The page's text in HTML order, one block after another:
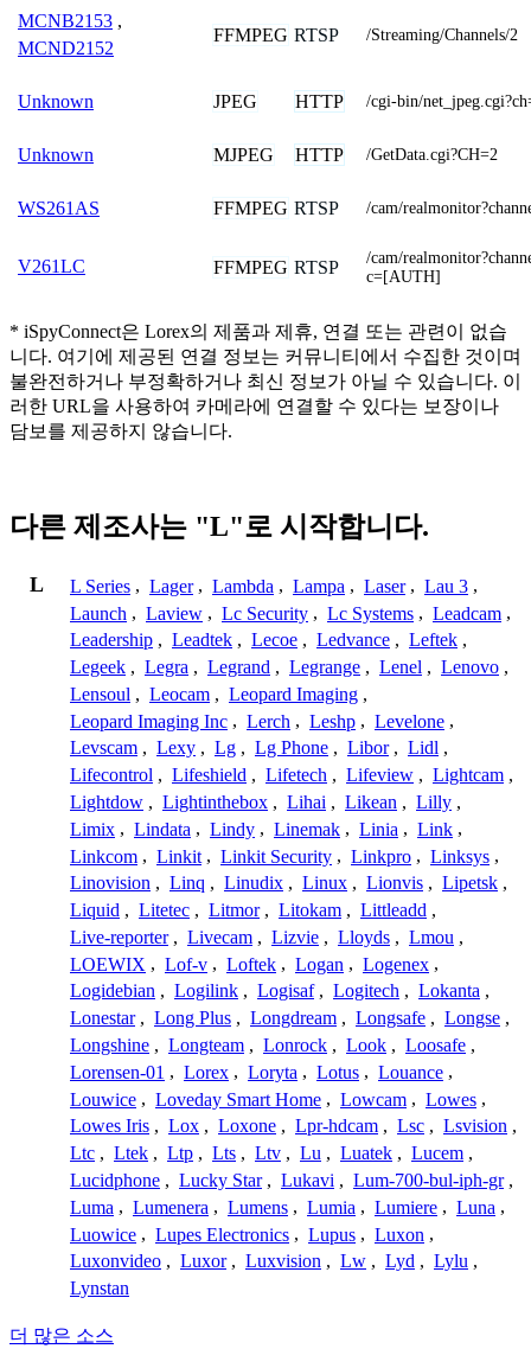
MCNB2153 ,
MCND2152
FFMPEG RTSP /Streaming/Channels/2
Unknown JPEG HTTP /cgi-bin/
Unknown MJPEG HTTP /GetData.cgi?CH=2
WS261AS FFMPEG RTSP /cam/
V261LC FFMPEG RTSP
/cam/
c=[AUTH]
* iSpyConnect은 Lorex의 제품과 제휴, 연결 또는 관련이 없습
니다. 여기에 제공된 연결 정보는 커뮤니티에서 수집한 것이며
불완전하거나 부정확하거나 최신 정보가 아닐 수 있습니다. 이
러한 URL을 사용하여 카메라에 연결할 수 있다는 보장이나
담보를 제공하지 않습니다.
다른 제조사는 "L"로 시작합니다.
L L Series , Lager , Lambda , Lampa , Laser , Lau 3 ,
Launch , Laview , Lc Security , Lc Systems , Leadcam ,
Leadership , Leadtek , Lecoe , Ledvance , Leftek ,
Legeek , Legra , Legrand , Legrange , Lenel , Lenovo ,
Lensoul , Leocam , Leopard Imaging ,
Leopard Imaging Inc , Lerch , Leshp , Levelone ,
Levscam , Lexy , Lg , Lg Phone , Libor , Lidl ,
Lifecontrol , Lifeshield , Lifetech , Lifeview , Lightcam ,
Lightdow , Lightinthebox , Lihai , Likean , Lilly ,
Limix , Lindata , Lindy , Linemak , Linia , Link ,
Linkcom , Linkit , Linkit Security , Linkpro , Linksys ,
Linovision , Linq , Linudix , Linux , Lionvis , Lipetsk ,
Liquid , Litetec , Litmor , Litokam , Littleadd ,
Live-reporter , Livecam , Lizvie , Lloyds , Lmou ,
LOEWIX , Lof-v , Loftek , Logan , Logenex ,
Logidebian , Logilink , Logisaf , Logitech , Lokanta ,
Lonestar , Long Plus , Longdream , Longsafe , Longse ,
Longshine , Longteam , Lonrock , Look , Loosafe ,
Lorensen-01 , Lorex , Loryta , Lotus , Louance ,
Louwice , Loveday Smart Home , Lowcam , Lowes ,
Lowes Iris , Lox , Loxone , Lpr-hdcam , Lsc , Lsvision ,
Ltc , Ltek , Ltp , Lts , Ltv , Lu , Luatek , Lucem ,
Lucidphone , Lucky Star , Lukavi , Lum-700-bul-iph-gr ,
Luma , Lumenera , Lumens , Lumia , Lumiere , Luna ,
Luowice , Lupes Electronics , Lupus , Luxon ,
Luxonvideo , Luxor , Luxvision , Lw , Lyd , Lylu ,
Lynstan
더 많은 소스